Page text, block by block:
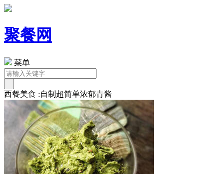
聚餐网
菜单
西餐美食 :自制超简单浓郁青酱